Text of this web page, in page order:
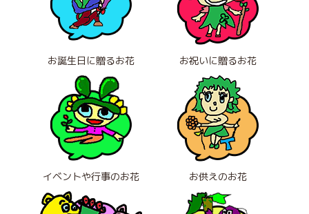
お誕生日に贈るお花 お祝いに贈るお花
イベントや行事のお花 お供えのお花